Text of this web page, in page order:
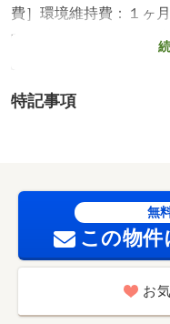
費］環境維持費：１ヶ
契約時１６５００円（
円（税込）、インター
必須 プラザ賃貸保証
ンスリー・短期入居
駅から徒歩約２分！ア
体名：（公社）茨城県
（公社） 首都圏不動
特記事項
無
この物
お